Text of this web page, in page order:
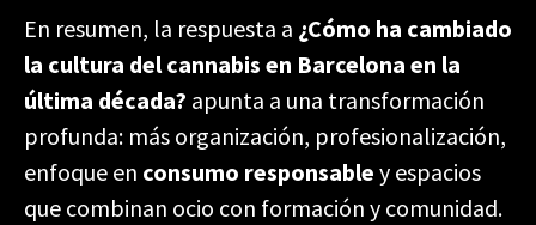
En resumen, la respuesta a ¿Cómo ha cambiado
la cultura del cannabis en Barcelona en la
última década? apunta a una transformación
profunda: más organización, profesionalización,
enfoque en consumo responsable y espacios
que combinan ocio con formación y comunidad.